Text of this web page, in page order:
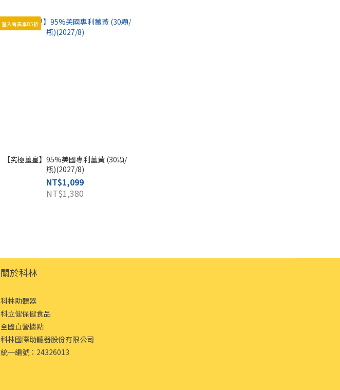
登入會員享85折
【究極薑皇】95%美國專利薑黃 (30顆/
瓶)(2027/8)
NT$1,099
NT$1,380
關於科林
科林助聽器
科立健保健食品
全國直營據點
科林國際助聽器股份有限公司
統一編號：24326013